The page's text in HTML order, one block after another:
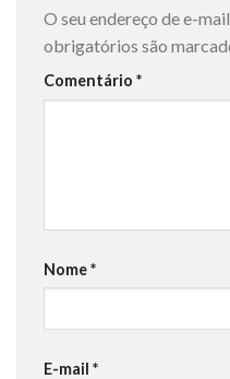
O seu endereço de e-
obrigatórios são
Comentário *
Nome*
E-mail *